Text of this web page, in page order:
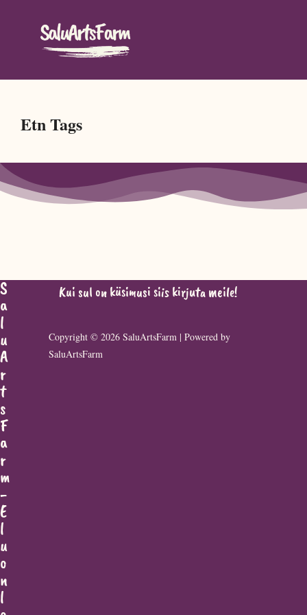
Etn Tags
S
a
l
u
A
r
t
s
F
a
r
m
-
E
l
u
o
n
l
Kui sul on küsimusi siis kirjuta meile!
Copyright © 2026 SaluArtsFarm | Powered by
SaluArtsFarm